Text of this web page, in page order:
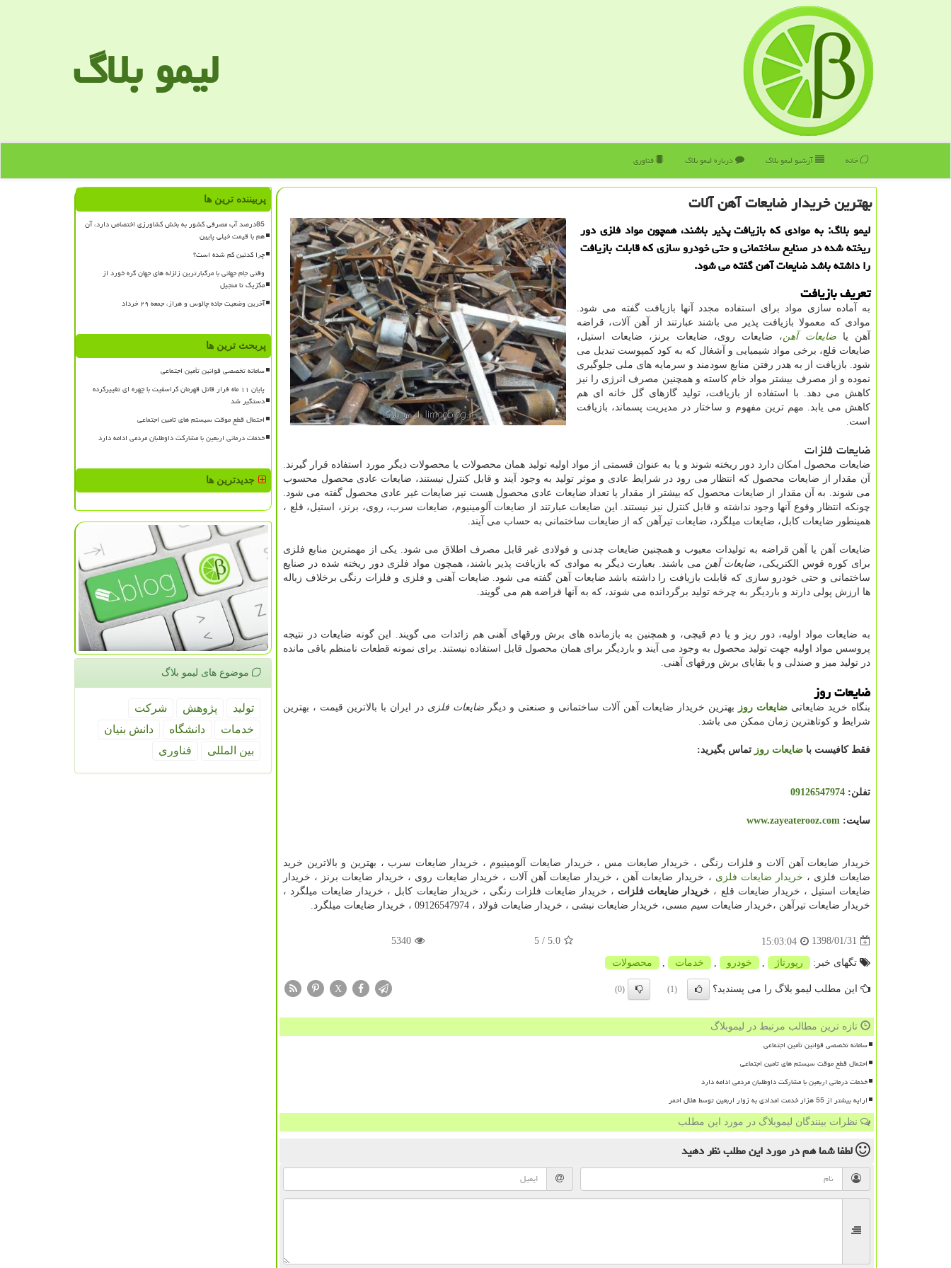
لیمو بلاگ
خانه آرشیو لیمو بلاگ درباره لیمو بلاگ فناوری
بهترین خریدار ضایعات آهن آلات
لیمو بلاگ: به موادی كه بازیافت پذیر باشند، همچون مواد فلزی دور
ریخته شده در صنایع ساختمانی و حتی خودرو سازی كه قابلت بازیافت
را داشته باشد ضایعات آهن گفته می شود.
تعریف بازیافت
به آماده سازی مواد برای استفاده مجدد آنها بازیافت گفته می شود.
موادی که معمولا بازیافت پذیر می باشند عبارتند از آهن آلات، قراضه
آهن یاضایعات آهن، ضایعات روی، ضایعات برنز، ضایعات استیل،
ضایعات قلع، برخی مواد شیمیایی و آشغال که به کود کمپوست تبدیل می
شود. بازیافت از به هدر رفتن منابع سودمند و سرمایه های ملی جلوگیری
نموده و از مصرف بیشتر مواد خام کاسته و همچنین مصرف انرژی را نیز
کاهش می دهد. با استفاده از بازیافت، تولید گازهای گل خانه ای هم
کاهش می یابد. مهم ترین مفهوم و ساختار در مدیریت پسماند، بازیافت
است.
ضایعات فلزات
ضایعات محصول امکان دارد دور ریخته شوند و یا به عنوان قسمتی از مواد اولیه تولید همان محصولات یا محصولات دیگر مورد استفاده قرار گیرند.
آن مقدار از ضایعات محصول که انتظار می رود در شرایط عادی و موثر تولید به وجود آیند و قابل کنترل نیستند، ضایعات عادی محصول محسوب
می شوند. به آن مقدار از ضایعات محصول که بیشتر از مقدار یا تعداد ضایعات عادی محصول هست نیز ضایعات غیر عادی محصول گفته می شود.
چونکه انتظار وقوع آنها وجود نداشته و قابل کنترل نیز نیستند. این ضایعات عبارتند از ضایعات آلومینیوم، ضایعات سرب، روی، برنز، استیل، قلع ،
همینطور ضایعات کابل، ضایعات میلگرد، ضایعات تیرآهن که از ضایعات ساختمانی به حساب می آیند.
ضایعات آهن یا آهن قراضه به تولیدات معیوب و همچنین ضایعات چدنی و فولادی غیر قابل مصرف اطلاق می شود. یکی از مهمترین منابع فلزی
برای کوره قوس الکتریکی،ضایعات آهن می باشند. بعبارت دیگر به موادی که بازیافت پذیر باشند، همچون مواد فلزی دور ریخته شده در صنایع
ساختمانی و حتی خودرو سازی که قابلت بازیافت را داشته باشد ضایعات آهن گفته می شود. ضایعات آهنی و فلزی و فلزات رنگی برخلاف زباله
ها ارزش پولی دارند و باردیگر به چرخه تولید برگردانده می شوند، که به آنها قراضه هم می گویند.
به ضایعات مواد اولیه، دور ریز و یا دم قیچی، و همچنین به بازمانده های برش ورقهای آهنی هم زائدات می گویند. این گونه ضایعات در نتیجه
پروسس مواد اولیه جهت تولید محصول به وجود می آیند و باردیگر برای همان محصول قابل استفاده نیستند. برای نمونه قطعات نامنظم باقی مانده
در تولید میز و صندلی و یا بقایای برش ورقهای آهنی.
ضایعات روز
بنگاه خرید ضایعاتیضایعات روز بهترین خریدار ضایعات آهن آلات ساختمانی و صنعتی و دیگر ضایعات فلزی در ایران با بالاترین قیمت ، بهترین
شرایط و کوتاهترین زمان ممکن می باشد.
فقط کافیست با ضایعات روز تماس بگیرید:
تفلن: 09126547974
سایت: www.zayeaterooz.com
خریدار ضایعات آهن آلات و فلزات رنگی ، خریدار ضایعات مس ، خریدار ضایعات آلومینیوم ، خریدار ضایعات سرب ، بهترین و بالاترین خرید
ضایعات فلزی ، خریدار ضایعات فلزی ، خریدار ضایعات آهن ، خریدار ضایعات آهن آلات ، خریدار ضایعات روی ، خریدار ضایعات برنز ، خریدار
ضایعات استیل ، خریدار ضایعات قلع ، خریدار ضایعات فلزات ، خریدار ضایعات فلزات رنگی ، خریدار ضایعات کابل ، خریدار ضایعات میلگرد ،
خریدار ضایعات تیرآهن ،خریدار ضایعات سیم مسی، خریدار ضایعات نبشی ، خریدار ضایعات فولاد ، 09126547974 ، خریدار ضایعات میلگرد.
1398/01/31
15:03:04
5.0
/ 5
5340
تگهای خبر: رپورتاژ خودرو خدمات محصولات
این مطلب لیمو بلاگ را می پسندید؟ (1)
(0)
X
تازه ترین مطالب مرتبط در لیموبلاگ
سامانه تخصصی قوانین تأمین اجتماعی
احتمال قطع موقت سیستم های تامین اجتماعی
خدمات درمانی اربعین با مشارکت داوطلبان مردمی ادامه دارد
ارایه بیشتر از 55 هزار خدمت امدادی به زوار اربعین توسط هلال احمر
نظرات بینندگان لیموبلاگ در مورد این مطلب
لطفا شما همدر مورد این مطلبنظر دهید
پربیننده ترین ها
85درصد آب مصرفی کشور به بخش کشاورزی اختصاص دارد، آن
هم با قیمت خیلی پایین
چرا کدئین کم شده است؟
وقتی جام جهانی با مرگبارترین زلزله های جهان گره خورد از
مکزیک تا منجیل
آخرین وضعیت جاده چالوس و هراز، جمعه ۲۹ خرداد
پربحث ترین ها
سامانه تخصصی قوانین تأمین اجتماعی
پایان ۱۱ ماه فرار قاتل قهرمان کراسفیت با چهره ای تغییرکرده
دستگیر شد
احتمال قطع موقت سیستم های تامین اجتماعی
خدمات درمانی اربعین با مشارکت داوطلبان مردمی ادامه دارد
جدیدترین ها
موضوع های لیمو بلاگ
تولید پژوهش
شركت
خدمات
دانشگاه
دانش بنیان
بین المللی
فناوری